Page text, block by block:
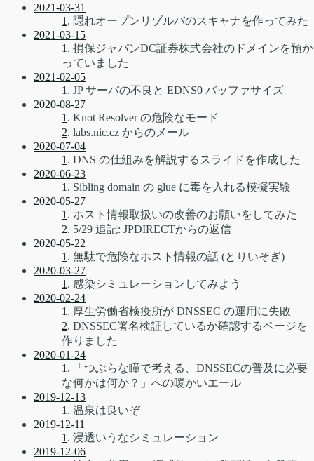
2021-03-31
1 . 隠れオープンリゾルバのスキャナを作ってみた
2021-03-15
1 . 損保ジャパンDC証券株式会社のドメインを預か
っていました
2021-02-05
1 . JP サーバの不良と EDNS0 バッファサイズ
2020-08-27
1 . Knot Resolver の危険なモード
2. labs.nic.cz からのメール
2020-07-04
1 . DNS の仕組みを解説するスライドを作成した
2020-06-23
1 . Sibling domain の glue に毒を入れる模擬実験
2020-05-27
1 . ホスト情報取扱いの改善のお願いをしてみた
2. 5/29 追記: JPDIRECTからの返信
2020-05-22
1 . 無駄で危険なホスト情報の話 (とりいそぎ)
2020-03-27
1 . 感染シミュレーションしてみよう
2020-02-24
1 . 厚生労働省検疫所が DNSSEC の運用に失敗
2. DNSSEC署名検証しているか確認するページを
作りました
2020-01-24
1 . 「つぶらな瞳で考える、DNSSECの普及に必要
な何かは何か？」への暖かいエール
2019-12-13
1 . 温泉は良いぞ
2019-12-11
1 . 浸透いうなシミュレーション
2019-12-06